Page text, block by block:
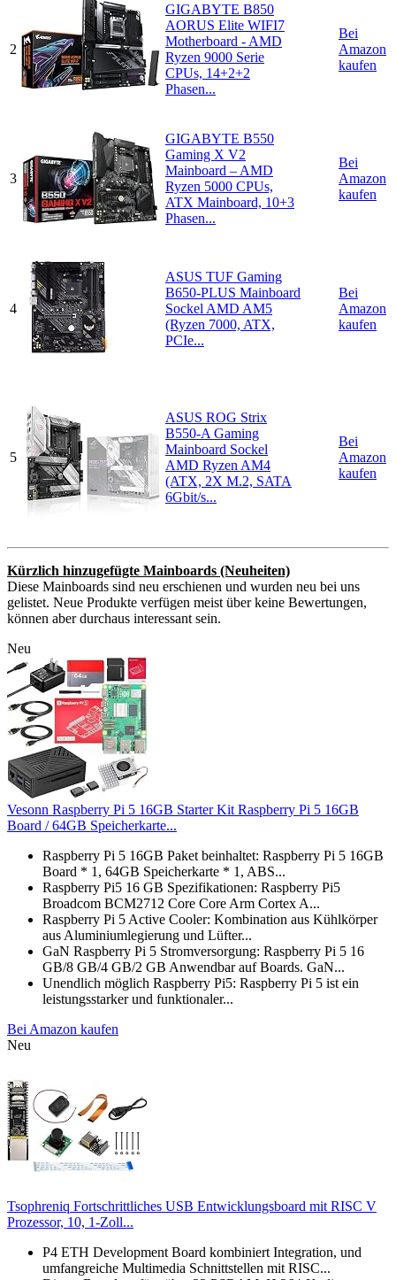
2
GIGABYTE B850
AORUS Elite WIFI7
Motherboard - AMD
Ryzen 9000 Serie
CPUs, 14+2+2
Phasen...
Bei
Amazon
kaufen
3
GIGABYTE B550
Gaming X V2
Mainboard – AMD
Ryzen 5000 CPUs,
ATX Mainboard, 10+3
Phasen...
Bei
Amazon
kaufen
4
ASUS TUF Gaming
B650-PLUS Mainboard
Sockel AMD AM5
(Ryzen 7000, ATX,
PCIe...
Bei
Amazon
kaufen
5
ASUS ROG Strix
B550-A Gaming
Mainboard Sockel
AMD Ryzen AM4
(ATX, 2X M.2, SATA
6Gbit/s...
Bei
Amazon
kaufen
Kürzlich hinzugefügte Mainboards (Neuheiten)
Diese Mainboards sind neu erschienen und wurden neu bei uns
gelistet. Neue Produkte verfügen meist über keine Bewertungen,
können aber durchaus interessant sein.
Neu
Vesonn Raspberry Pi 5 16GB Starter Kit Raspberry Pi 5 16GB
Board / 64GB Speicherkarte...
Raspberry Pi 5 16GB Paket beinhaltet: Raspberry Pi 5 16GB
Board * 1, 64GB Speicherkarte * 1, ABS...
Raspberry Pi5 16 GB Spezifikationen: Raspberry Pi5
Broadcom BCM2712 Core Core Arm Cortex A...
Raspberry Pi 5 Active Cooler: Kombination aus Kühlkörper
aus Aluminiumlegierung und Lüfter...
GaN Raspberry Pi 5 Stromversorgung: Raspberry Pi 5 16
GB/8 GB/4 GB/2 GB Anwendbar auf Boards. GaN...
Unendlich möglich Raspberry Pi5: Raspberry Pi 5 ist ein
leistungsstarker und funktionaler...
Bei Amazon kaufen
Neu
Tsophreniq Fortschrittliches USB Entwicklungsboard mit RISC V
Prozessor, 10, 1-Zoll...
P4 ETH Development Board kombiniert Integration, und
umfangreiche Multimedia Schnittstellen mit RISC...